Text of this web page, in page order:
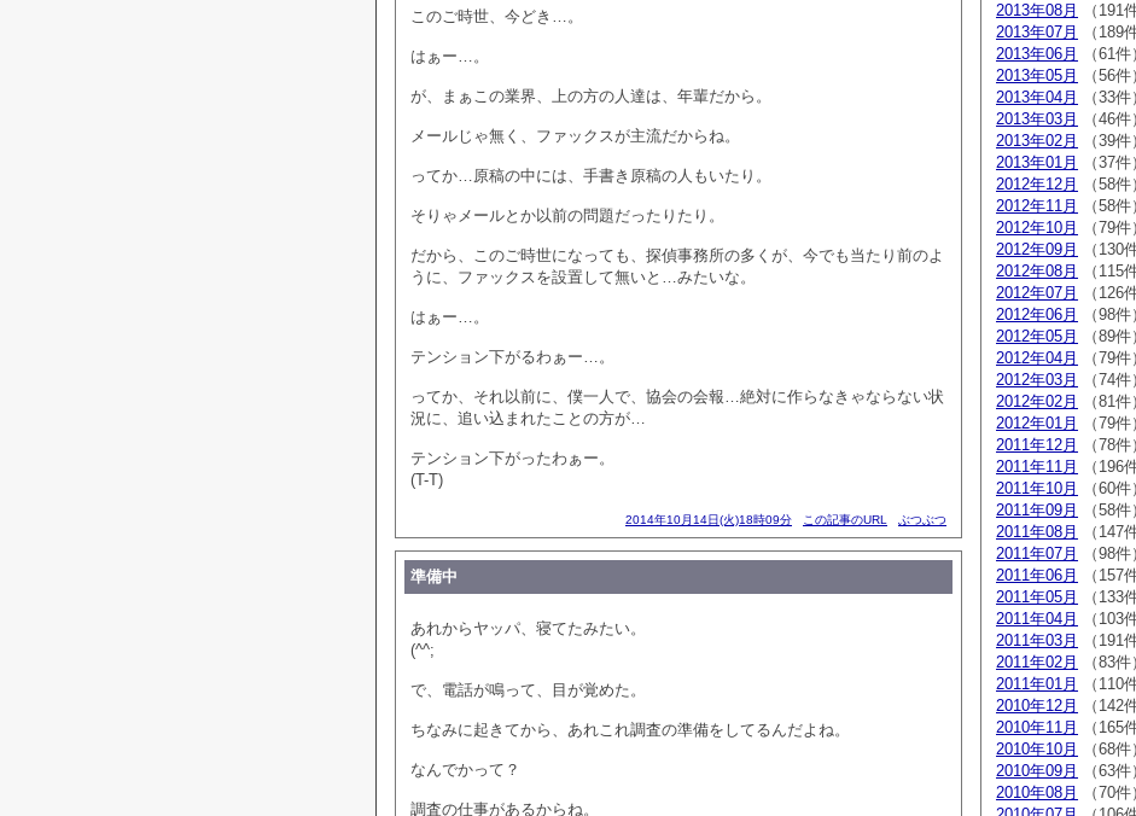
このご時世、今どき…。
はぁー…。
が、まぁこの業界、上の方の人達は、年輩だから。
メールじゃ無く、ファックスが主流だからね。
ってか…原稿の中には、手書き原稿の人もいたり。
そりゃメールとか以前の問題だったりたり。
だから、このご時世になっても、探偵事務所の多くが、今でも当たり前のよ
うに、ファックスを設置して無いと…みたいな。
はぁー…。
テンション下がるわぁー…。
ってか、それ以前に、僕一人で、協会の会報…絶対に作らなきゃならない状
況に、追い込まれたことの方が…
テンション下がったわぁー。
(T-T)
2014年10月14日(火)18時09分 この記事のURL ぶつぶつ
準備中
あれからヤッパ、寝てたみたい。
(^^;
で、電話が鳴って、目が覚めた。
ちなみに起きてから、あれこれ調査の準備をしてるんだよね。
なんでかって？
調査の仕事があるからね。
2013年08月
（191
2013年07月
（189
2013年06月
（61件
2013年05月
（56件
2013年04月
（33件
2013年03月
（46件
2013年02月
（39件
2013年01月
（37件
2012年12月
（58件
2012年11月
（58件
2012年10月
（79件
2012年09月
（130
2012年08月
（115
2012年07月
（126
2012年06月
（98件
2012年05月
（89件
2012年04月
（79件
2012年03月
（74件
2012年02月
（81件
2012年01月
（79件
2011年12月
（78件
2011年11月
（196
2011年10月
（60件
2011年09月
（58件
2011年08月
（147
2011年07月
（98件
2011年06月
（157
2011年05月
（133
2011年04月
（103
2011年03月
（191
2011年02月
（83件
2011年01月
（110
2010年12月
（142
2010年11月
（165
2010年10月
（68件
2010年09月
（63件
2010年08月
（70件